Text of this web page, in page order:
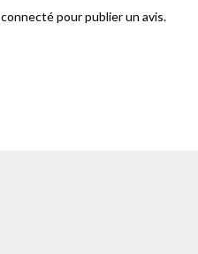
connectépour publier un avis.